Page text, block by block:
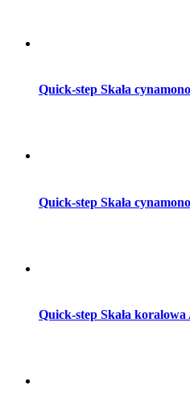
Quick-step Skała
Quick-step Skała
Quick-step Skała